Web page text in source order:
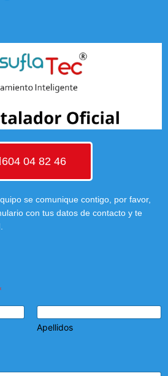
604 04 82 46
se comunique contigo, por favor,
con tus datos de contacto y te
Apellidos